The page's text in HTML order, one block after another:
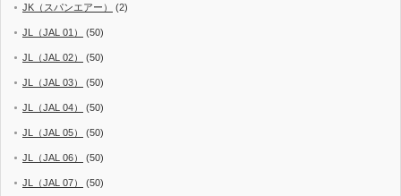
JK（スパンエアー） (2)
JL（JAL 01） (50)
JL（JAL 02） (50)
JL（JAL 03） (50)
JL（JAL 04） (50)
JL（JAL 05） (50)
JL（JAL 06） (50)
JL（JAL 07） (50)